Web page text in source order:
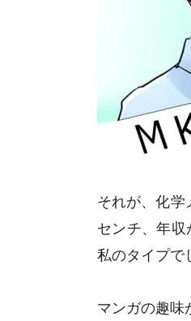
それが、化
センチ、年
私のタイプで
マンガの趣味